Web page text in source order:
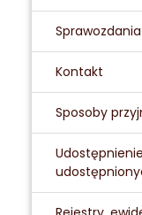
Sprawozdania
Kontakt
Sposoby